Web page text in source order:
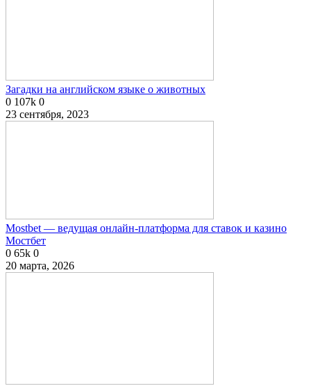
Загадки на английском языке о животных
0 107k 0
23 сентября, 2023
Mostbet — ведущая онлайн-платформа для ставок и казино
Мостбет
0 65k 0
20 марта, 2026